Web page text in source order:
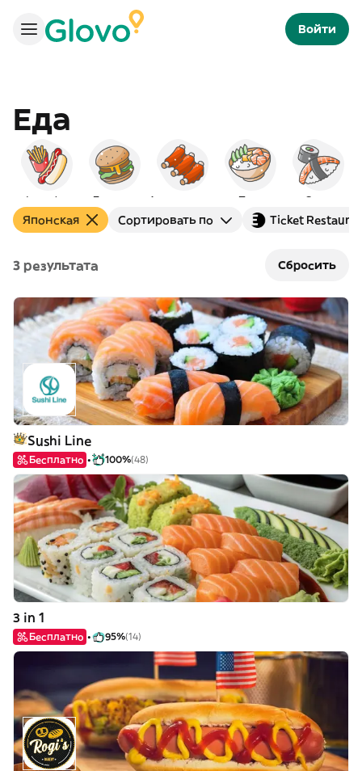
Войти
Еда
Фаст-фуд Бургеры Поке Суши
Японская Сортировать по Ticket
3 результата Сбросить
Sushi Line
Бесплатно 100%(48)
3 in 1
Бесплатно 95%(14)